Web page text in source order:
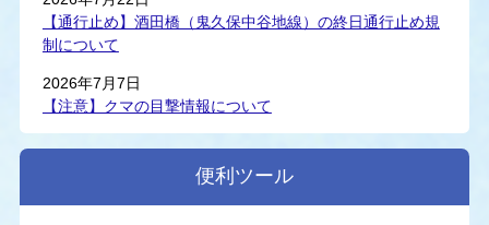
【通行止め】酒田橋（鬼久保中谷地線）の終日通行止め規
制について
2026年7月7日
【注意】クマの目撃情報について
便利ツール